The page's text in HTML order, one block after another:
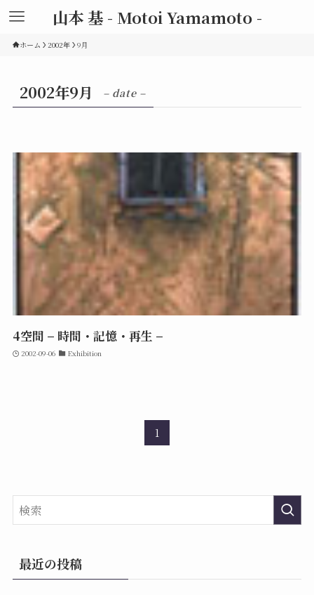
山本 基 - Motoi Yamamoto -
ホーム 2002年 9月
2002年9月 – date –
4空間 – 時間・記憶・再生 –
2002-09-06 Exhibition
1
最近の投稿